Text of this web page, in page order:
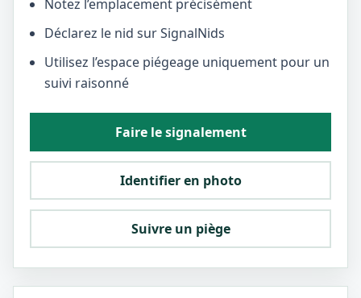
Notez l’emplacement précisément
Déclarez le nid sur SignalNids
Utilisez l’espace piégeage uniquement pour un
suivi raisonné
Faire le signalement
Identifier en photo
Suivre un piège